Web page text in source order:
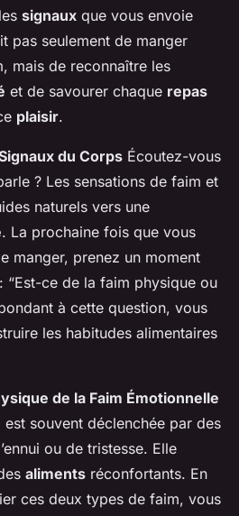
signaux que vous envoie
pas seulement de manger
mais de reconnaître les
et de savourer chaque repas
plaisir.
du Corps Écoutez-vous
? Les sensations de faim et
naturels vers une
. La prochaine fois que vous
manger, prenez un moment
“Est-ce de la faim physique ou
à cette question, vous
les habitudes alimentaires
de la Faim Émotionnelle
est souvent déclenchée par des
ou de tristesse. Elle
aliments réconfortants. En
ces deux types de faim, vous